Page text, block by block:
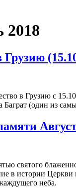
Грузию
в Грузию с
(один из
святого
в истории Церкви
неба.